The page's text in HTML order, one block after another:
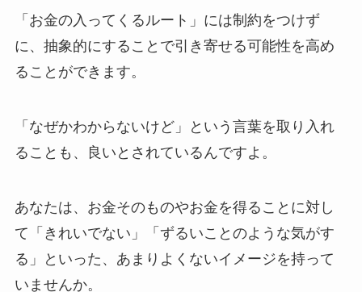
「お金の入ってくるルート」には制約をつけず
に、抽象的にすることで引き寄せる可能性を高め
ることができます。
「なぜかわからないけど」という言葉を取り入れ
ることも、良いとされているんですよ。
あなたは、お金そのものやお金を得ることに対し
て「きれいでない」「ずるいことのような気がす
る」といった、あまりよくないイメージを持って
いませんか。